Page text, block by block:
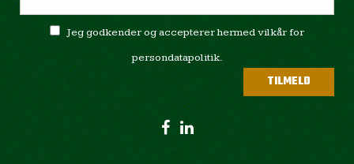
Jeg godkender og accepterer hermed vilkår for
persondatapolitik.